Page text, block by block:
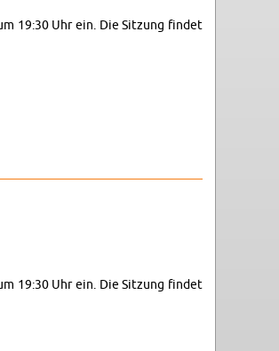
19:30 Uhr ein. Die Sit­zung fin­det
19:30 Uhr ein. Die Sit­zung fin­det